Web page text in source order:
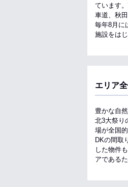
ています
車道、秋
毎年8月に
施設をは
エリア
豊かな自
北3大祭り
場が全国
DKの間取
した物件
アである